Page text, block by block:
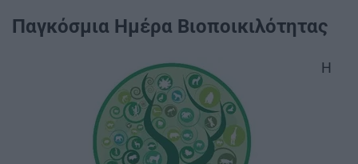
Παγκόσμια Ημέρα Βιοποικιλότητας
Η